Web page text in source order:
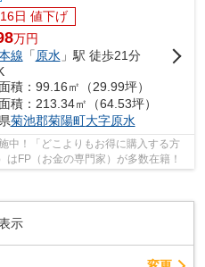
日 値下げ
万円
線 「原水」駅 徒歩21分
積：99.16㎡（29.99坪）
積：213.34㎡（64.53坪）
菊池郡菊陽町大字原水
中！「どこよりもお得に購入する方
FP（お金の専門家）が多数在籍！
示